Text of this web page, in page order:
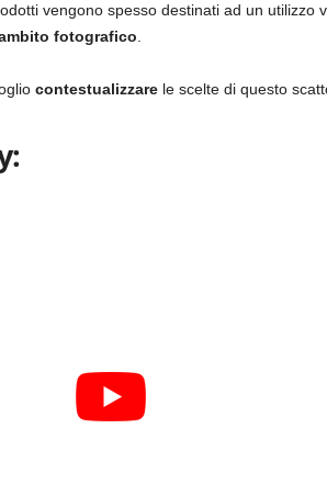
vengono spesso destinati ad un utilizzo
fotografico
contestualizzare le scelte di questo